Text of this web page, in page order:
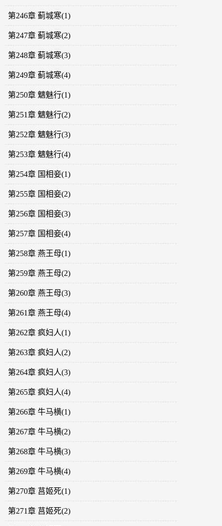
第246章 蓟城寒(1)
第247章 蓟城寒(2)
第248章 蓟城寒(3)
第249章 蓟城寒(4)
第250章 魑魅行(1)
第251章 魑魅行(2)
第252章 魑魅行(3)
第253章 魑魅行(4)
第254章 国相妾(1)
第255章 国相妾(2)
第256章 国相妾(3)
第257章 国相妾(4)
第258章 燕王母(1)
第259章 燕王母(2)
第260章 燕王母(3)
第261章 燕王母(4)
第262章 疯妇人(1)
第263章 疯妇人(2)
第264章 疯妇人(3)
第265章 疯妇人(4)
第266章 牛马横(1)
第267章 牛马横(2)
第268章 牛马横(3)
第269章 牛马横(4)
第270章 莒姬死(1)
第271章 莒姬死(2)